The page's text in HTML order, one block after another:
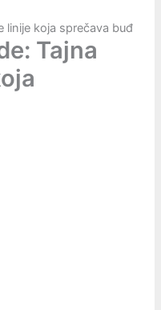
linije koja sprečava buđ
Tajna